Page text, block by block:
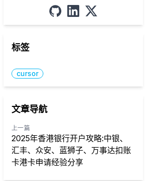
githublinkedin
x
标签
cursor
文章导航
上一篇
2025年香港银行开户攻略:中银、
汇丰、众安、蓝狮子、万事达扣账
卡港卡申请经验分享